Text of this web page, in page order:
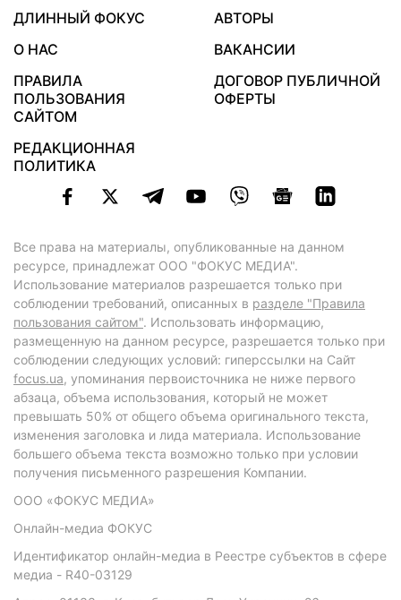
ДЛИННЫЙ ФОКУС
АВТОРЫ
О НАС
ВАКАНСИИ
ПРАВИЛА
ПОЛЬЗОВАНИЯ
САЙТОМ
ДОГОВОР ПУБЛИЧНОЙ
ОФЕРТЫ
РЕДАКЦИОННАЯ
ПОЛИТИКА
Все права на материалы, опубликованные на данном
ресурсе, принадлежат ООО "ФОКУС МЕДИА".
Использование материалов разрешается только при
соблюдении требований, описанных в разделе "Правила
пользования сайтом". Использовать информацию,
размещенную на данном ресурсе, разрешается только при
соблюдении следующих условий: гиперссылки на Сайт
focus.ua, упоминания первоисточника не ниже первого
абзаца, объема использования, который не может
превышать 50% от общего объема оригинального текста,
изменения заголовка и лида материала. Использование
большего объема текста возможно только при условии
получения письменного разрешения Компании.
ООО «ФОКУС МЕДИА»
Онлайн-медиа ФОКУС
Идентификатор онлайн-медиа в Реестре субъектов в сфере
медиа - R40-03129